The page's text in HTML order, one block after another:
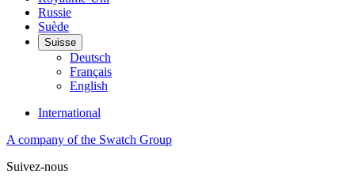
Russie
Suède
Suisse
Deutsch
Français
English
International
A company of the Swatch Group
Suivez-nous